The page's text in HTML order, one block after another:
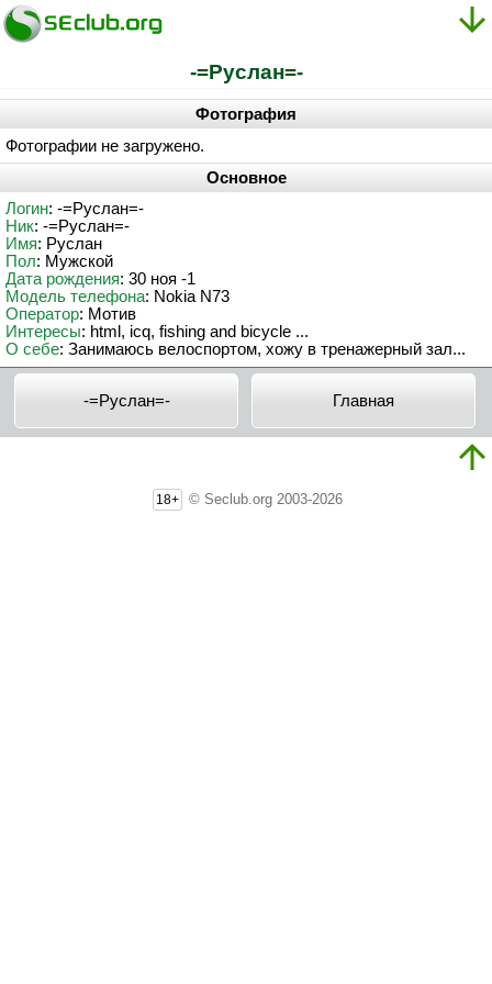
-=Pycлaн=-
Фотография
Фотографии не загружено.
Основное
Логин: -=Pycлaн=-
Ник: -=Pycлaн=-
Имя: Руслан
Пол: Мужской
Дата рождения: 30 ноя -1
Модель телефона: Nokia N73
Оператор: Мотив
Интересы: html, icq, fishing and bicycle ...
О себе: Занимаюсь велоспортом, хожу в тренажерный зал...
-=Pycлaн=- Главная
18+ © Seclub.org 2003-2026